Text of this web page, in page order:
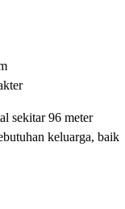
sekitar 96 meter
keluarga, baik